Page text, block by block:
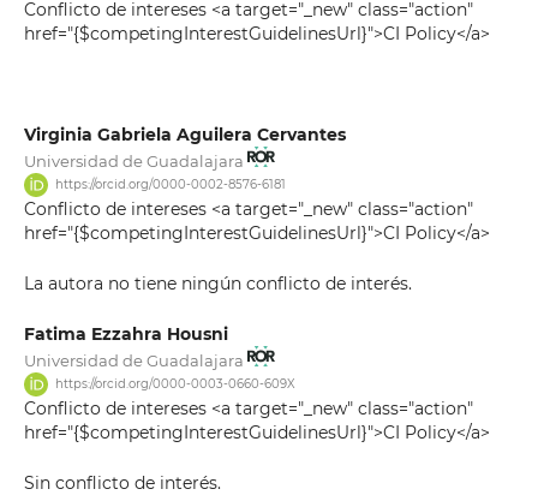
Conflicto de intereses <a target="_new" class="action"
href="{$competingInterestGuidelinesUrl}">CI Policy</a>
Virginia Gabriela Aguilera Cervantes
Universidad de Guadalajara
https://orcid.org/0000-0002-8576-6181
Conflicto de intereses <a target="_new" class="action"
href="{$competingInterestGuidelinesUrl}">CI Policy</a>
La autora no tiene ningún conflicto de interés.
Fatima Ezzahra Housni
Universidad de Guadalajara
https://orcid.org/0000-0003-0660-609X
Conflicto de intereses <a target="_new" class="action"
href="{$competingInterestGuidelinesUrl}">CI Policy</a>
Sin conflicto de interés.